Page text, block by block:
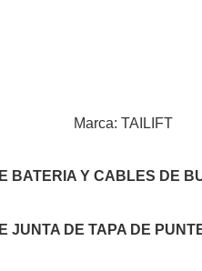
Marca: TAILIFT
BATERIA Y CABLES DE
JUNTA DE TAPA DE